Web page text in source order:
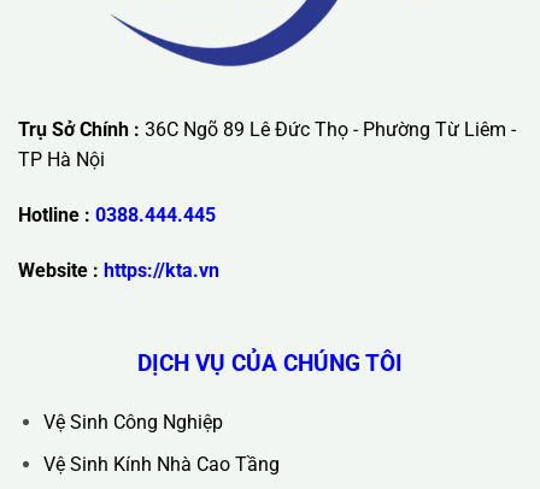
mãi ưu đãi có giá trị lớn nhất.